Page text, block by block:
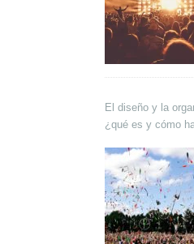
El diseño y la
¿qué es y cómo